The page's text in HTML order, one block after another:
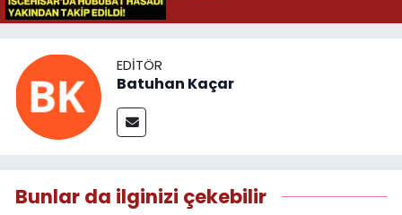
EDITÖR
Batuhan Kaçar
Bunlar da ilginizi çekebilir